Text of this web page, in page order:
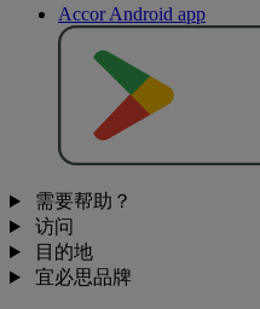
Accor Android app
需要帮助？
访问
目的地
宜必思品牌